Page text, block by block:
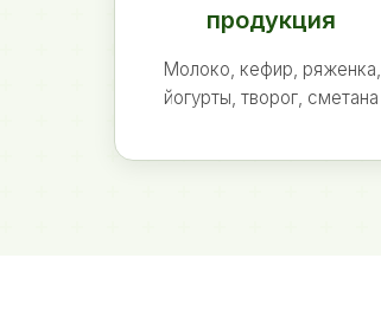
продукция
Молоко, кефир, ряженка,
йогурты, творог, сметана